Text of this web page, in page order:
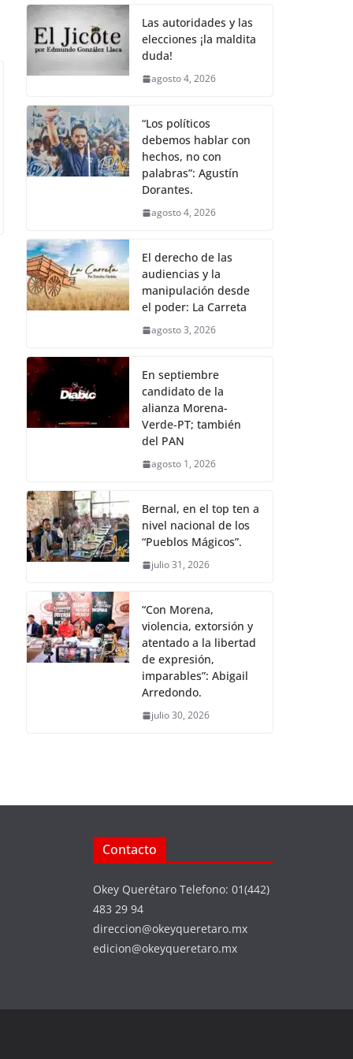
Las autoridades y las
elecciones ¡la maldita
duda!
agosto 4, 2026
“Los políticos
debemos hablar con
hechos, no con
palabras”: Agustín
Dorantes.
agosto 4, 2026
El derecho de las
audiencias y la
manipulación desde
el poder: La Carreta
agosto 3, 2026
En septiembre
candidato de la
alianza Morena-
Verde-PT; también
del PAN
agosto 1, 2026
Bernal, en el top ten a
nivel nacional de los
“Pueblos Mágicos”.
julio 31, 2026
“Con Morena,
violencia, extorsión y
atentado a la libertad
de expresión,
imparables”: Abigail
Arredondo.
julio 30, 2026
Contacto
Okey Querétaro Telefono: 01(442)
483 29 94
direccion@okeyqueretaro.mx
edicion@okeyqueretaro.mx